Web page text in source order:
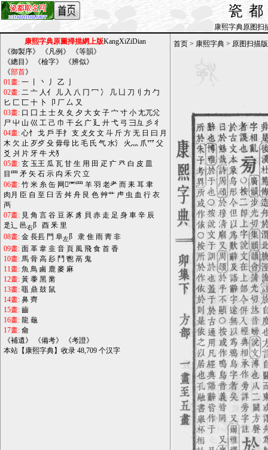
瓷
康熙字典原图扫
康熙字典原圖掃描網上版KangXiZiDian
《御製序》 《凡例 》 《等韻》
《總目 》 《檢字》 《辨似》
《部首》
01畫: 一 丶 丿 乙
02畫: 二 亠 人亻 儿 入 八 冂 冖 冫 几 凵 刀刂 力 勹
匕 匚 匸 十 卜 卩 厂 厶 又
03畫: 口 囗 土 士 夂 夊 夕 大 女 子 宀 寸 小 尢兀尣
尸 屮 山 巛 工 己 巾 干 幺 广 廴 廾 弋 弓 彐彑 彡 彳
04畫: 心忄 戈 戶 手扌 支 攴攵 文 斗 斤 方 无 日 曰 月
木 欠 止 歹歺 殳 毋母 比 毛 氏 气 水氵 火灬 爪爫 父
爻 爿 片 牙 牛 犬犭
05畫: 玄 玉王 瓜 瓦 甘 生 用 田 疋 疒 癶 白 皮 皿
目罒 矛 矢 石 示 禸 禾 穴 立
06畫: 竹 米 糸 缶 网罓罒 羊 羽 老耂 而 耒 耳 聿
肉月 臣 自 至 臼 舌 舛 舟 艮 色 艸艹 虍 虫 血 行 衣
襾
07畫: 見 角 言 谷 豆 豕 豸 貝 赤 走 足 身 車 辛 辰
辵辶
邑右阝 酉 釆 里
08畫: 金 長镸 門 阜左阝 隶 隹 雨 靑 非
09畫: 面 革 韋 韭 音 頁 風 飛 食 首 香
10畫: 馬 骨 高 髟 鬥 鬯 鬲 鬼
11畫: 魚 鳥 鹵 鹿 麥 麻
12畫: 黃 黍 黑 黹
13畫: 黽 鼎 鼓 鼠
14畫: 鼻 齊
15畫: 齒
16畫: 龍 龜
17畫: 龠
《補遺》 《備考》 《考證》
本站【康熙字典】收录 48,709 个汉字
首页 > 康熙字典 > 原图扫描版